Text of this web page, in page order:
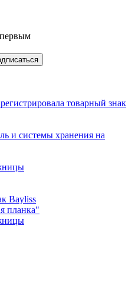
товарный знак
и системы хранения на
Bayliss
планка"